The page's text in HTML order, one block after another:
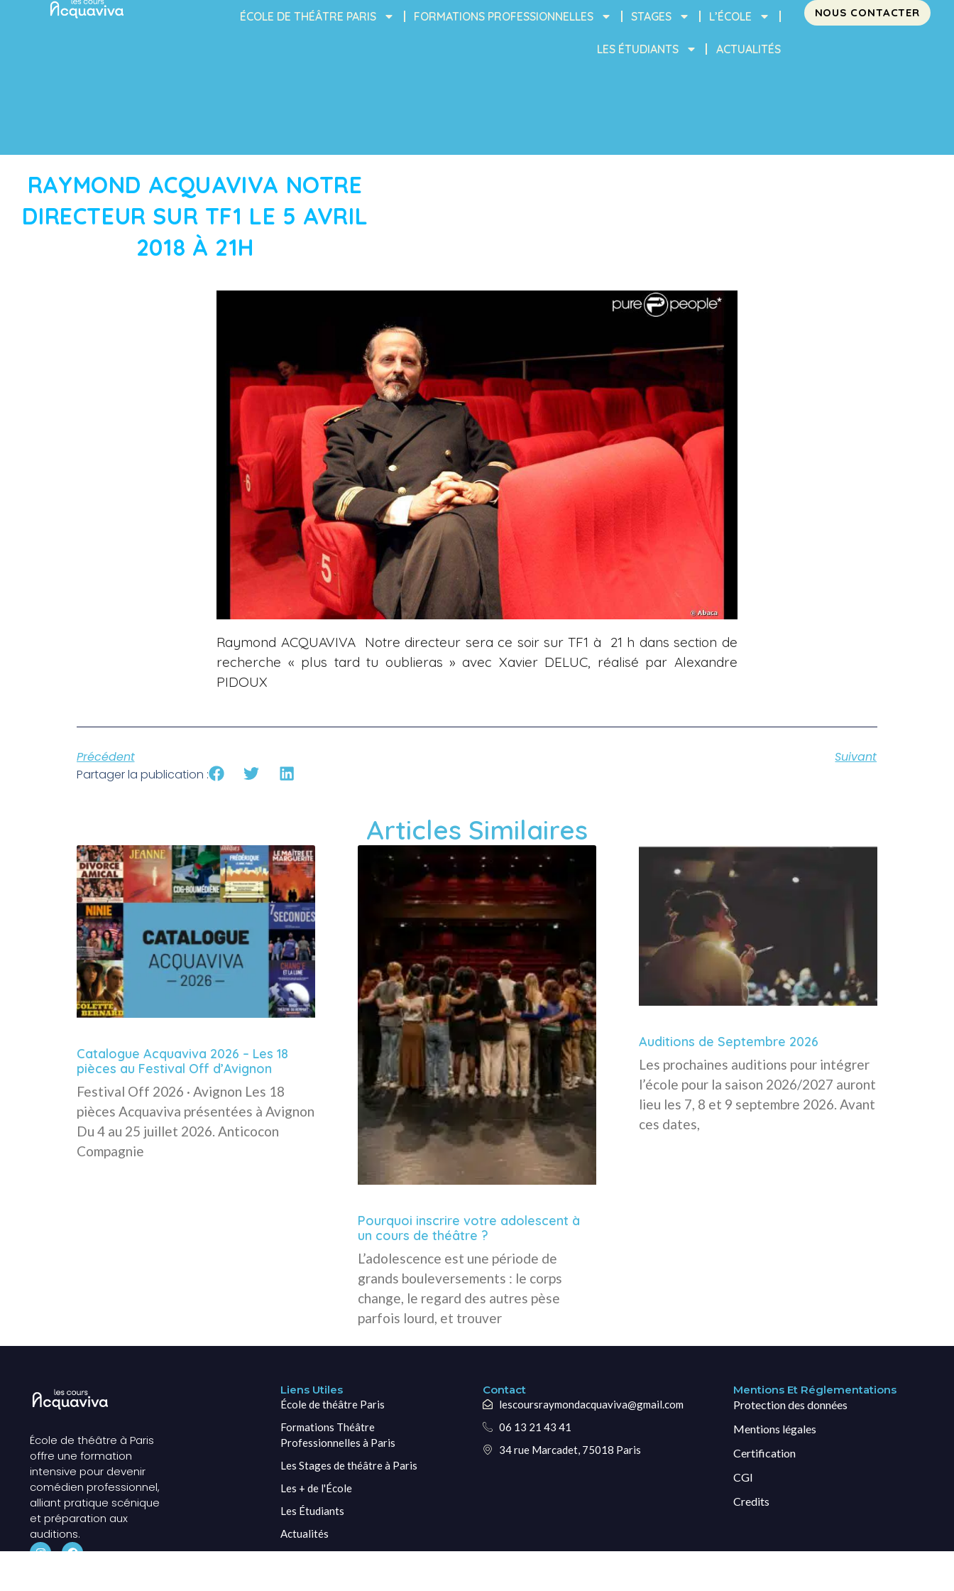
ÉCOLE DE THÉÂTRE PARIS FORMATIONS PROFESSIONNELLES STAGES L’ÉCOLE
LES ÉTUDIANTS ACTUALITÉS
NOUS CONTACTER
RAYMOND ACQUAVIVA NOTRE
DIRECTEUR SUR TF1 LE 5 AVRIL
2018 À 21H
Raymond ACQUAVIVA Notre directeur sera ce soir sur TF1 à 21 h dans section de
recherche « plus tard tu oublieras » avec Xavier DELUC, réalisé par Alexandre
PIDOUX
Précédent
Suivant
Partager la publication :
Articles Similaires
Catalogue Acquaviva 2026 – Les 18
pièces au Festival Off d’Avignon
Festival Off 2026 · Avignon Les 18
pièces Acquaviva présentées à Avignon
Du 4 au 25 juillet 2026. Anticocon
Compagnie
Pourquoi inscrire votre adolescent à
un cours de théâtre ?
L’adolescence est une période de
grands bouleversements : le corps
change, le regard des autres pèse
parfois lourd, et trouver
Auditions de Septembre 2026
Les prochaines auditions pour intégrer
l’école pour la saison 2026/2027 auront
lieu les 7, 8 et 9 septembre 2026. Avant
ces dates,
École de théâtre à Paris
offre une formation
intensive pour devenir
comédien professionnel,
alliant pratique scénique
et préparation aux
auditions.
Liens Utiles
École de théâtre Paris
Formations Théâtre
Professionnelles à Paris
Les Stages de théâtre à Paris
Les + de l'École
Les Étudiants
Actualités
Contact
lescoursraymondacquaviva@gmail.com
06 13 21 43 41
34 rue Marcadet, 75018 Paris
Mentions Et Réglementations
Protection des données
Mentions légales
Certification
CGI
Credits